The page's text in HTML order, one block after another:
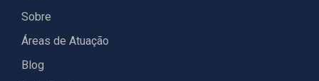
Sobre
Áreas de Atuação
Blog